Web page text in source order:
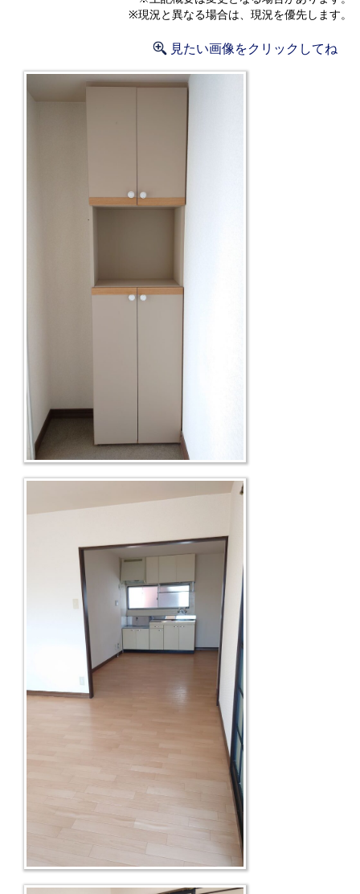
※現況と異なる場合は、現況を優先します。
見たい画像をクリックしてね